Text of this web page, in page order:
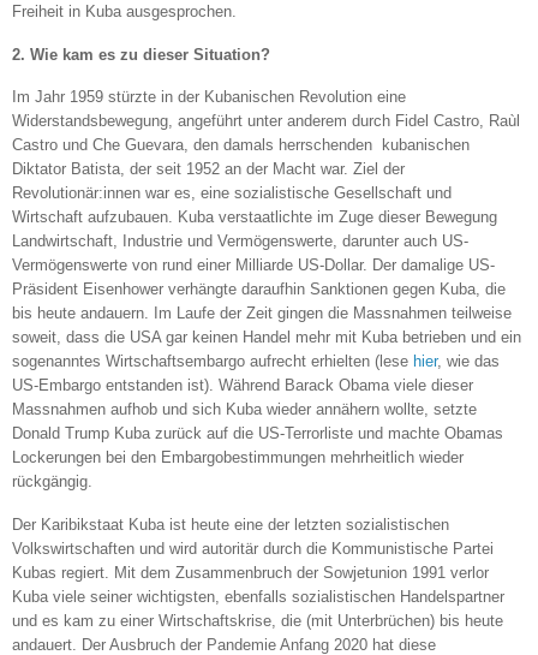
Freiheit in Kuba ausgesprochen.
2. Wie kam es zu dieser Situation?
Im Jahr 1959 stürzte in der Kubanischen Revolution eine
Widerstandsbewegung, angeführt unter anderem durch Fidel Castro, Raùl
Castro und Che Guevara, den damals herrschenden kubanischen
Diktator Batista, der seit 1952 an der Macht war. Ziel der
Revolutionär:innen war es, eine sozialistische Gesellschaft und
Wirtschaft aufzubauen. Kuba verstaatlichte im Zuge dieser Bewegung
Landwirtschaft, Industrie und Vermögenswerte, darunter auch US-
Vermögenswerte von rund einer Milliarde US-Dollar. Der damalige US-
Präsident Eisenhower verhängte daraufhin Sanktionen gegen Kuba, die
bis heute andauern. Im Laufe der Zeit gingen die Massnahmen teilweise
soweit, dass die USA gar keinen Handel mehr mit Kuba betrieben und ein
sogenanntes Wirtschaftsembargo aufrecht erhielten (lese hier, wie das
US-Embargo entstanden ist). Während Barack Obama viele dieser
Massnahmen aufhob und sich Kuba wieder annähern wollte, setzte
Donald Trump Kuba zurück auf die US-Terrorliste und machte Obamas
Lockerungen bei den Embargobestimmungen mehrheitlich wieder
rückgängig.
Der Karibikstaat Kuba ist heute eine der letzten sozialistischen
Volkswirtschaften und wird autoritär durch die Kommunistische Partei
Kubas regiert. Mit dem Zusammenbruch der Sowjetunion 1991 verlor
Kuba viele seiner wichtigsten, ebenfalls sozialistischen Handelspartner
und es kam zu einer Wirtschaftskrise, die (mit Unterbrüchen) bis heute
andauert. Der Ausbruch der Pandemie Anfang 2020 hat diese